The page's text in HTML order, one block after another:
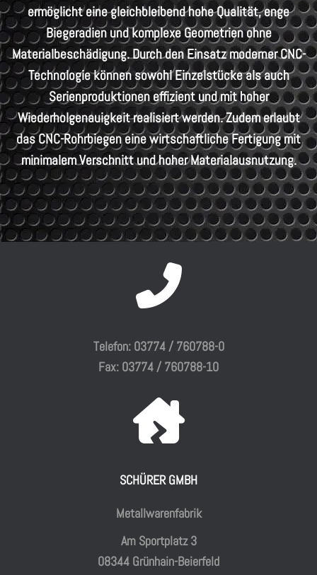
ermöglicht eine gleichbleibend hohe Qualität, enge
Biegeradien und komplexe Geometrien ohne
Materialbeschädigung. Durch den Einsatz moderner CNC-
Technologie können sowohl Einzelstücke als auch
Serienproduktionen effizient und mit hoher
Wiederholgenauigkeit realisiert werden. Zudem erlaubt
das CNC-Rohrbiegen eine wirtschaftliche Fertigung mit
minimalem Verschnitt und hoher Materialausnutzung.
Telefon: 03774 / 760788-0
Fax: 03774 / 760788-10
SCHÜRER GMBH
Metallwarenfabrik
Am Sportplatz 3
08344 Grünhain-Beierfeld